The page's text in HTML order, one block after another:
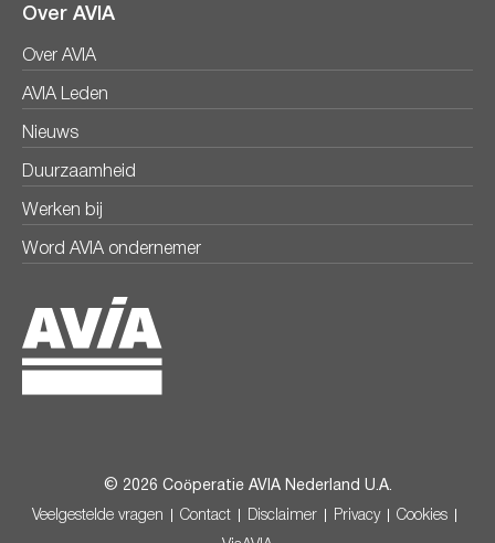
Over AVIA
Over AVIA
AVIA Leden
Nieuws
Duurzaamheid
Werken bij
Word AVIA ondernemer
© 2026 Coöperatie AVIA Nederland U.A.
Veelgestelde vragen Contact Disclaimer Privacy Cookies